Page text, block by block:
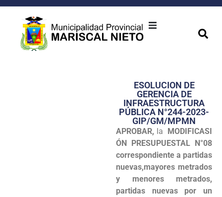
Transparencia
Seguridad
Programas
Intranet
ESOLUCION DE
GERENCIA DE
INFRAESTRUCTURA
PÚBLICA N°244-2023-
GIP/GM/MPMN
APROBAR, la MODIFICASI
ÓN PRESUPUESTAL N°08
correspondiente a partidas
nuevas,mayores metrados
y menores metrados,
partidas nuevas por un